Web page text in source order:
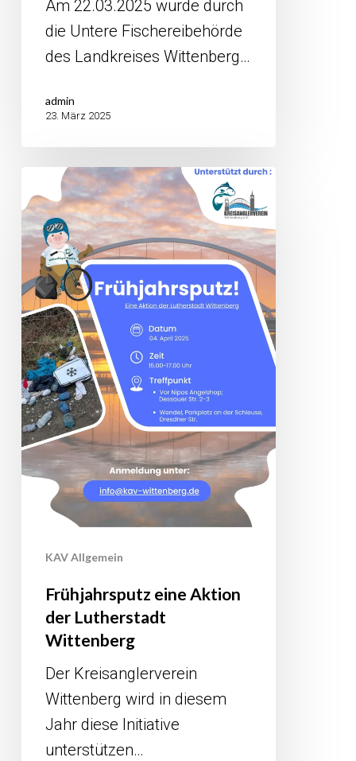
Am 22.03.2025 wurde durch
die Untere Fischereibehörde
des Landkreises Wittenberg…
admin
23. März 2025
Frühjahrsputz
eine
Aktion
der
Lutherstadt
Wittenberg
KAV Allgemein
Frühjahrsputz eine Aktion
der Lutherstadt
Wittenberg
Der Kreisanglerverein
Wittenberg wird in diesem
Jahr diese Initiative
unterstützen…